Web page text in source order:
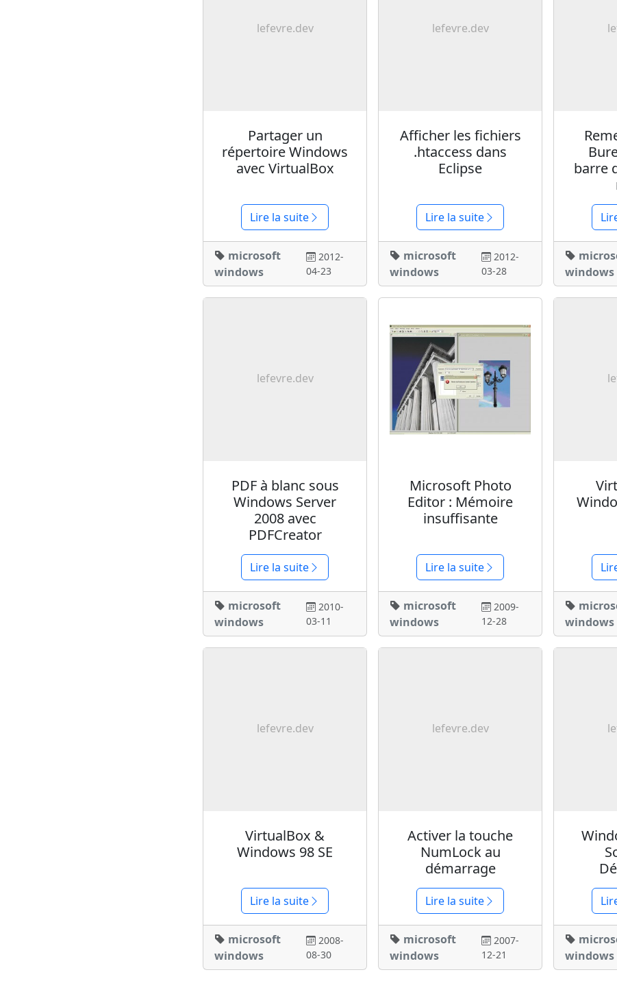
lefevre.dev
Partager un
répertoire Windows
avec VirtualBox
Lire la suite
microsoft
windows
2012-
04-23
lefevre.dev
Afficher les fichiers
.htaccess dans
Eclipse
Lire la suite
microsoft
windows
2012-
03-28
barre
windows
lefevre.dev
PDF à blanc sous
Windows Server
2008 avec
PDFCreator
Lire la suite
microsoft
windows
2010-
03-11
Microsoft Photo
Editor : Mémoire
insuffisante
Lire la suite
microsoft
windows
2009-
12-28
windows
lefevre.dev
VirtualBox &
Windows 98 SE
Lire la suite
microsoft
windows
2008-
08-30
lefevre.dev
Activer la touche
NumLock au
démarrage
Lire la suite
microsoft
windows
2007-
12-21
windows